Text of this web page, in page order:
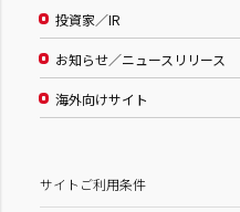
投資家／IR
お知らせ／ニュースリリース
海外向けサイト
サイトご利用条件